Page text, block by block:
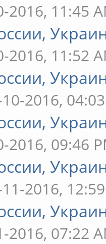
2016, 11:45
2016, 11:52
2016,
2016, 09:46
2016,
2016, 07:22